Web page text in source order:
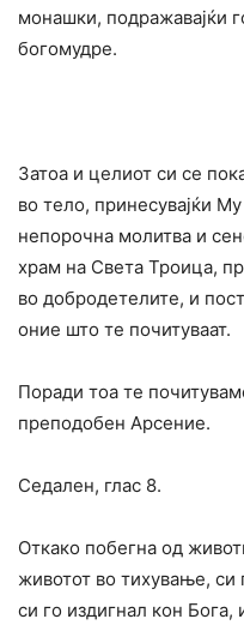
монашки, подражавајќи
богомудре.
Затоа и целиот си се
во тело, принесувајќи
непорочна молитва и
храм на Света Троица,
во добродетелите, и
оние што те почитуваат.
Поради тоа те
преподобен Арсение.
Седален, глас 8.
Откако побегна од
животот во тихување, си
си го издигнал кон